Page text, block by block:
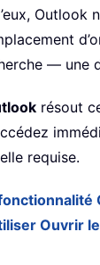
— une
résout
requise.
Ouvrir